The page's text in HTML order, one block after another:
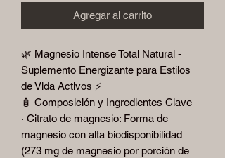
Agregar al carrito
🌿 Magnesio Intense Total Natural -
Suplemento Energizante para Estilos
de Vida Activos ⚡
🧴 Composición y Ingredientes Clave
· Citrato de magnesio: Forma de
magnesio con alta biodisponibilidad
(273 mg de magnesio por porción de